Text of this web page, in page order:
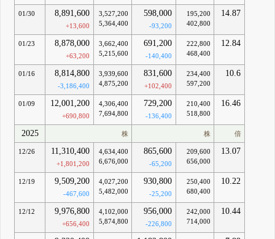
01/30 8,891,600
+13,600
3,527,200
5,364,400
598,000
-93,200
195,200
402,800
14.87
01/23 8,878,000
+63,200
3,662,400
5,215,600
691,200
-140,400
222,800
468,400
12.84
01/16 8,814,800
-3,186,400
3,939,600
4,875,200
831,600
+102,400
234,400
597,200
10.6
01/09 12,001,200
+690,800
4,306,400
7,694,800
729,200
-136,400
210,400
518,800
16.46
2025 株 株 倍
12/26 11,310,400
+1,801,200
4,634,400
6,676,000
865,600
-65,200
209,600
656,000
13.07
12/19 9,509,200
-467,600
4,027,200
5,482,000
930,800
-25,200
250,400
680,400
10.22
12/12 9,976,800
+656,400
4,102,000
5,874,800
956,000
-226,800
242,000
714,000
10.44